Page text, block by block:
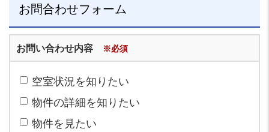
お問合わせフォーム
お問い合わせ内容 ※必須
空室状況を知りたい
物件の詳細を知りたい
物件を見たい